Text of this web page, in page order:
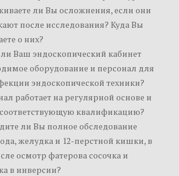
ли Вы осложнения, если они
после исследования? Куда Вы
о них?
Ваш эндоскопический кабинет
оборудование и персонал для
эндоскопической техники?
работает на регулярной основе и
квалификацию?
ли Вы полное обследование
желудка и 12-перстной кишки, в
осмотр фатерова сосочка и
в инверсии?